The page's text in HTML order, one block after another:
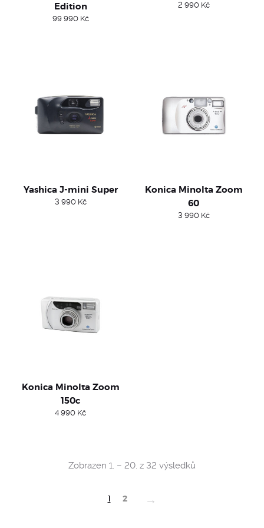
Edition
99 990 Kč
2 990 Kč
Yashica J-mini Super
3 990 Kč
Konica Minolta Zoom
60
3 990 Kč
Konica Minolta Zoom
150c
4 990 Kč
Zobrazen 1. – 20. z 32 výsledků
1 2 →